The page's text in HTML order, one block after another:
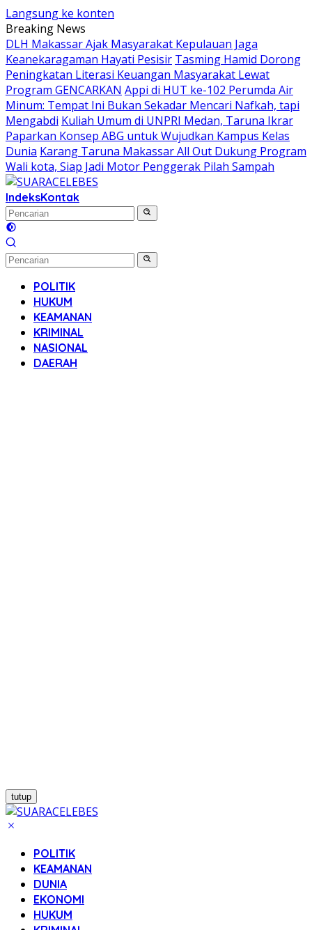
Langsung ke konten
Breaking News
DLH Makassar Ajak Masyarakat Kepulauan Jaga
Keanekaragaman Hayati Pesisir Tasming Hamid Dorong
Peningkatan Literasi Keuangan Masyarakat Lewat
Program GENCARKAN Appi di HUT ke-102 Perumda Air
Minum: Tempat Ini Bukan Sekadar Mencari Nafkah, tapi
Mengabdi Kuliah Umum di UNPRI Medan, Taruna Ikrar
Paparkan Konsep ABG untuk Wujudkan Kampus Kelas
Dunia Karang Taruna Makassar All Out Dukung Program
Wali kota, Siap Jadi Motor Penggerak Pilah Sampah
IndeksKontak
POLITIK
HUKUM
KEAMANAN
KRIMINAL
NASIONAL
DAERAH
tutup
POLITIK
KEAMANAN
DUNIA
EKONOMI
HUKUM